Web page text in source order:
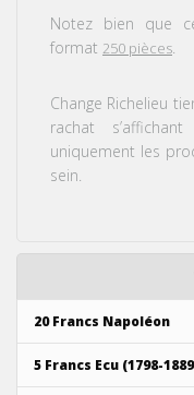
Notez bien que
format 250 pièces.
Change Richelieu
rachat
uniquement les
sein.
20 Francs Napoléon
5 Francs Ecu (1798-